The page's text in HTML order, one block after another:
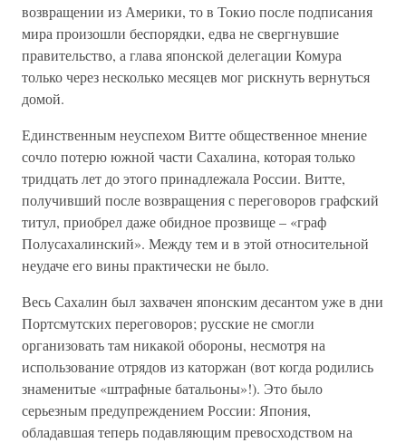
возвращении из Америки, то в Токио после подписания
мира произошли беспорядки, едва не свергнувшие
правительство, а глава японской делегации Комура
только через несколько месяцев мог рискнуть вернуться
домой.
Единственным неуспехом Витте общественное мнение
сочло потерю южной части Сахалина, которая только
тридцать лет до этого принадлежала России. Витте,
получивший после возвращения с переговоров графский
титул, приобрел даже обидное прозвище – «граф
Полусахалинский». Между тем и в этой относительной
неудаче его вины практически не было.
Весь Сахалин был захвачен японским десантом уже в дни
Портсмутских переговоров; русские не смогли
организовать там никакой обороны, несмотря на
использование отрядов из каторжан (вот когда родились
знаменитые «штрафные батальоны»!). Это было
серьезным предупреждением России: Япония,
обладавшая теперь подавляющим превосходством на